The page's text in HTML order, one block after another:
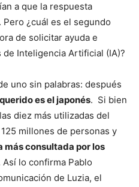
a que la respuesta
¿cuál es el segundo
de solicitar ayuda e
Inteligencia Artificial (IA)?
uno sin palabras: después
es el japonés. Si bien
diez más utilizadas del
millones de personas y
más consultada por los
Así lo confirma Pablo
de Luzia, el